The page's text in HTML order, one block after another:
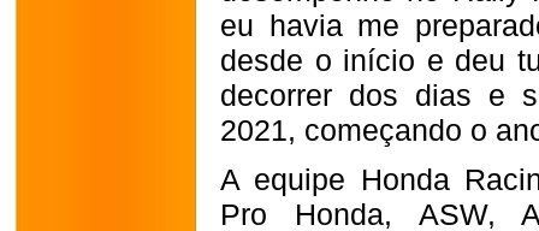
eu havia me
desde o início e deu
decorrer dos dias e
2021, começando o
A equipe Honda
Pro Honda, ASW,